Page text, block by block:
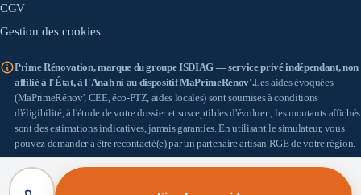
CGV
Gestion des cookies
Prime Rénovation, marque du groupe ISDIAG — service privé indépendant, non
affilié à l'État, à l'Anah ni au dispositif MaPrimeRénov'.Les aides évoquées
(MaPrimeRénov', CEE, éco-PTZ, aides locales) sont soumises à conditions
d'éligibilité, à l'étude de votre dossier et susceptibles d'évoluer ; les montants affichés
sont des estimations indicatives, jamais garanties. En utilisant le simulateur, vous
pouvez demander à être recontacté(e) par un partenaire artisan RGEde votre région.
IS DIAG
(SASU au capital de 100 €) — SIRET 898 933 353 00010 — Siège : 18 allée